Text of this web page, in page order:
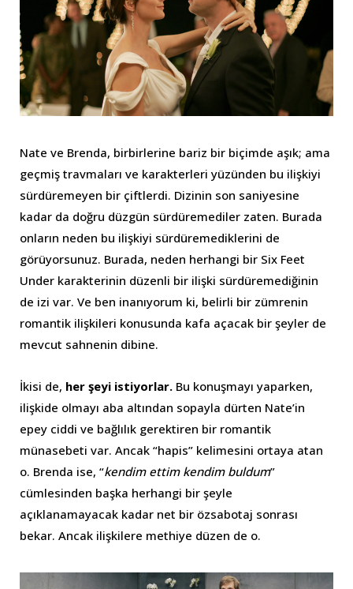
Nate ve Brenda, birbirlerine bariz bir biçimde aşık; ama
geçmiş travmaları ve karakterleri yüzünden bu ilişkiyi
sürdüremeyen bir çiftlerdi. Dizinin son saniyesine
kadar da doğru düzgün sürdüremediler zaten. Burada
onların neden bu ilişkiyi sürdüremediklerini de
görüyorsunuz. Burada, neden herhangi bir Six Feet
Under karakterinin düzenli bir ilişki sürdüremediğinin
de izi var. Ve ben inanıyorum ki, belirli bir zümrenin
romantik ilişkileri konusunda kafa açacak bir şeyler de
mevcut sahnenin dibine.
İkisi de, her şeyi istiyorlar. Bu konuşmayı yaparken,
ilişkide olmayı aba altından sopayla dürten Nate’in
epey ciddi ve bağlılık gerektiren bir romantik
münasebeti var. Ancak “hapis” kelimesini ortaya atan
o. Brenda ise, “kendim ettim kendim buldum”
cümlesinden başka herhangi bir şeyle
açıklanamayacak kadar net bir özsabotaj sonrası
bekar. Ancak ilişkilere methiye düzen de o.